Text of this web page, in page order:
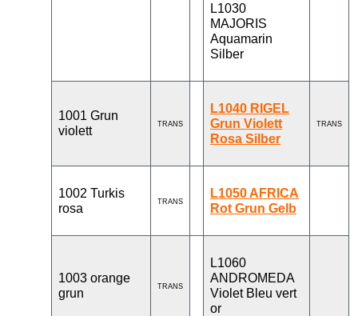
L1030
MAJORIS
Aquamarin
Silber
1001 Grun
violett
TRANS
L1040 RIGEL
Grun Violett
Rosa Silber
TRANS
1002 Turkis
rosa
TRANS
L1050 AFRICA
Rot Grun Gelb
1003 orange
grun
TRANS
L1060
ANDROMEDA
Violet Bleu vert
or